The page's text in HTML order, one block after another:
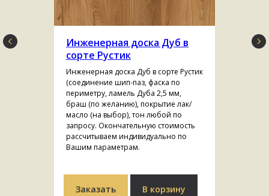
Инженерная доска Дуб в
сорте Рустик
Инженерная доска Дуб в сорте Рустик
(cоединение шип-паз, фаска по
периметру, ламель Дуба 2,5 мм,
браш (по желанию), покрытие лак/
масло (на выбор), тон любой по
запросу. Окончательную стоимость
рассчитываем индивидуально по
Вашим параметрам.
Заказать В корзину